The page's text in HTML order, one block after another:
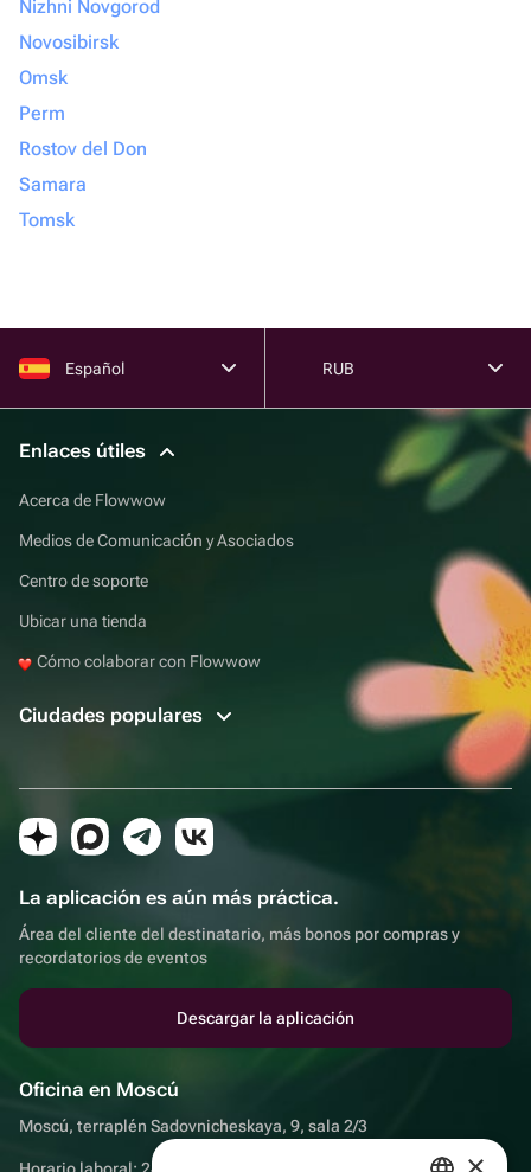
Nizhni Novgorod
Novosibirsk
Omsk
Perm
Rostov del Don
Samara
Tomsk
Español RUB
Enlaces útiles
Acerca de Flowwow
Medios de Comunicación y Asociados
Centro de soporte
Ubicar una tienda
Cómo colaborar con Flowwow
Ciudades populares
La aplicación es aún más práctica.
Área del cliente del destinatario, más bonos por compras y
recordatorios de eventos
Descargar la aplicación
Oficina en Moscú
Moscú, terraplén Sadovnicheskaya, 9, sala 2/3
Horario laboral: 24 horas